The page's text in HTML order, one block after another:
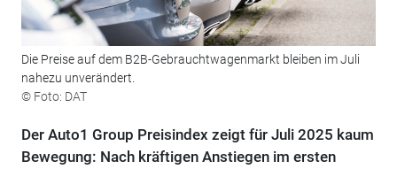
Die Preise auf dem B2B-Gebrauchtwagenmarkt bleiben im Juli
nahezu unverändert.
© Foto: DAT
Der Auto1 Group Preisindex zeigt für Juli 2025 kaum
Bewegung: Nach kräftigen Anstiegen im ersten